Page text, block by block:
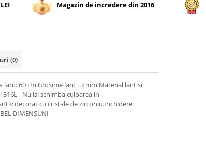
Magazin de incredere din 2016
(0)
60 cm.Grosime lant : 3 mm.Material lant si
- Nu isi schimba culoarea in
decorat cu cristale de zirconiu.Inchidere:
DIMENSUNI